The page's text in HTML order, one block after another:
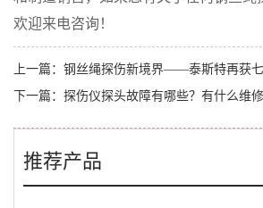
欢迎来电咨询！
上一篇： 钢丝绳探伤新境界——泰斯特再获七
下一篇： 探伤仪探头故障有哪些？有什么维修
推荐产品